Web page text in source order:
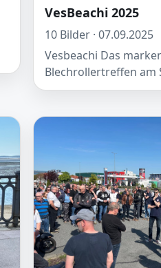
VesBeachi 2025
10 Bilder · 07.09.2025
Vesbeachi Das
Blechrollertreffen am